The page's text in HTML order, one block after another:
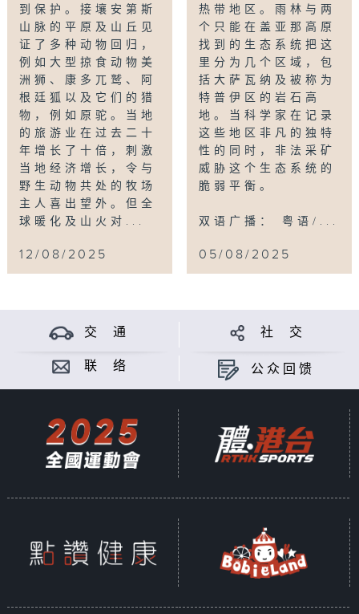
tenfold in the last 20 years,
boosting the local economy; much to
the delight of the ranchers who live
alongside all this wildlife. But
global warming and wildfires pose
new threats to this fragile
ecosystem.
Bilingual: Cantonese / English (TV
version & Web version)
Time: (First run) 2025.08.12 Tue
10pm
到保护。接壤安第斯
山脉的平原及山丘见
证了多种动物回归，
例如大型掠食动物美
洲狮、康多兀鹫、阿
根廷狐以及它们的猎
物，例如原驼。当地
的旅游业在过去二十
年增长了十倍，刺激
当地经济增长，令与
野生动物共处的牧场
主人喜出望外。但全
球暖化及山火对...
12/08/2025
热带地区。雨林与两
个只能在盖亚那高原
找到的生态系统把这
里分为几个区域，包
括大萨瓦纳及被称为
特普伊区的岩石高
地。当科学家在记录
这些地区非凡的独特
性的同时，非法采矿
威胁这个生态系统的
脆弱平衡。
双语广播： 粤语/...
05/08/2025
交 通 社 交
联 络 公众回馈